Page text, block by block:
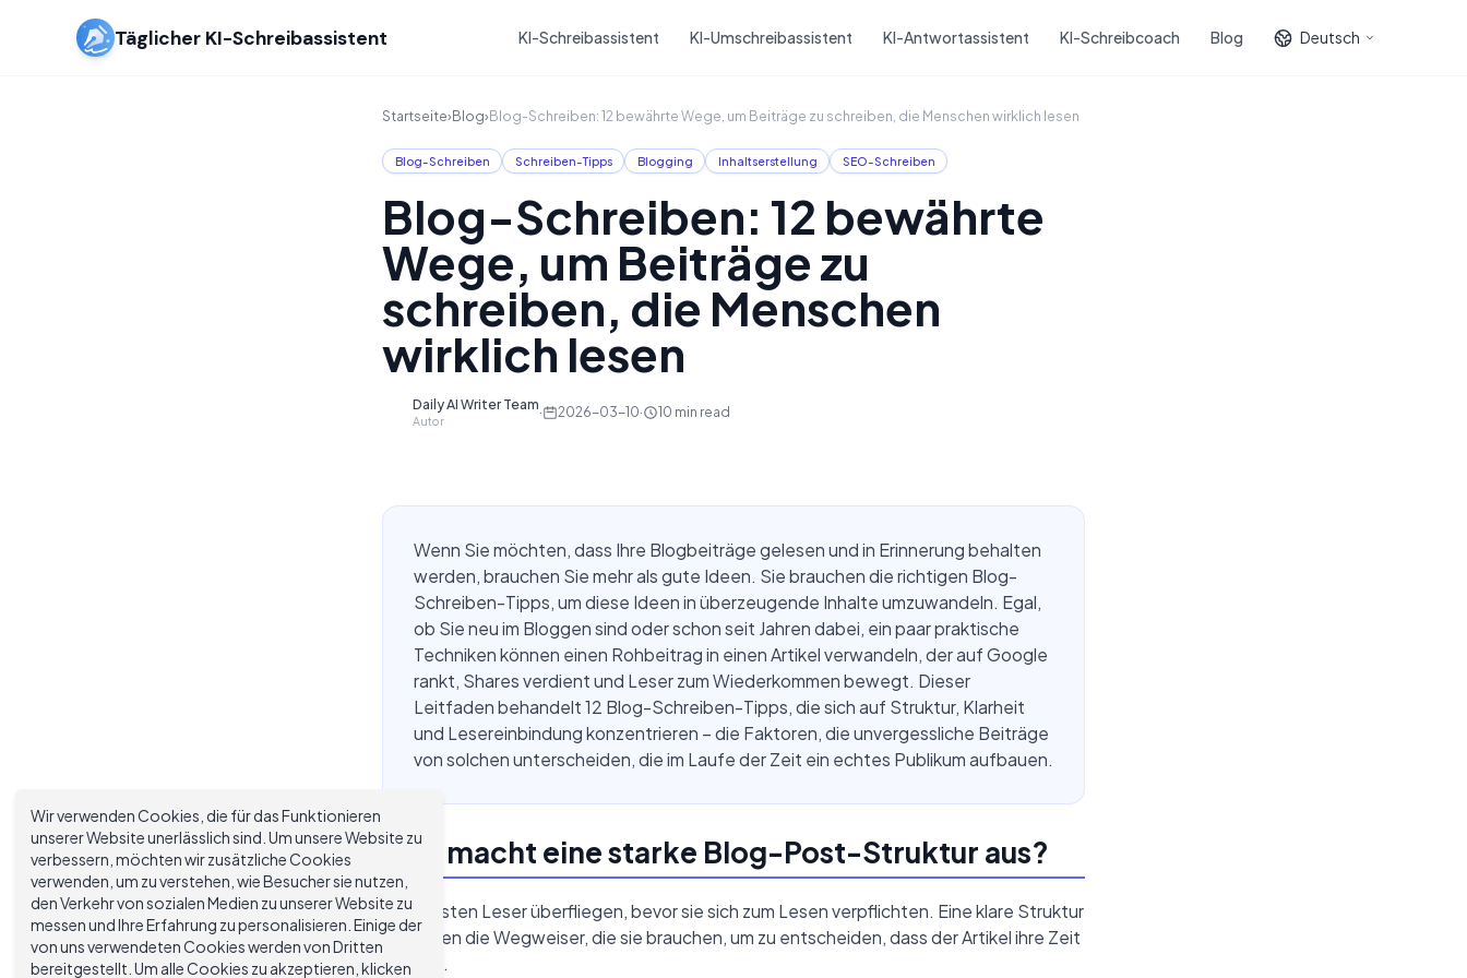
Täglicher KI-Schreibassistent KI-Schreibassistent KI-Umschreibassistent KI-Antwortassistent KI-Schreibcoach Blog Deutsch
Startseite›Blog›Blog-Schreiben: 12 bewährte Wege, um Beiträge zu schreiben, die Menschen wirklich lesen
Blog-Schreiben Schreiben-Tipps Blogging Inhaltserstellung SEO-Schreiben
Blog-Schreiben: 12 bewährte
Wege, um Beiträge zu
schreiben, die Menschen
wirklich lesen
Daily AI Writer Team
Autor
· 2026-03-10· 10 min read
Wenn Sie möchten, dass Ihre Blogbeiträge gelesen und in Erinnerung behalten
werden, brauchen Sie mehr als gute Ideen. Sie brauchen die richtigen Blog-
Schreiben-Tipps, um diese Ideen in überzeugende Inhalte umzuwandeln. Egal,
ob Sie neu im Bloggen sind oder schon seit Jahren dabei, ein paar praktische
Techniken können einen Rohbeitrag in einen Artikel verwandeln, der auf Google
rankt, Shares verdient und Leser zum Wiederkommen bewegt. Dieser
Leitfaden behandelt 12 Blog-Schreiben-Tipps, die sich auf Struktur, Klarheit
und Lesereinbindung konzentrieren – die Faktoren, die unvergessliche Beiträge
von solchen unterscheiden, die im Laufe der Zeit ein echtes Publikum aufbauen.
Was macht eine starke Blog-Post-Struktur aus?
Die meisten Leser überfliegen, bevor sie sich zum Lesen verpflichten. Eine klare Struktur
gibt ihnen die Wegweiser, die sie brauchen, um zu entscheiden, dass der Artikel ihre Zeit
wert ist.
Wir verwenden Cookies, die für das Funktionieren
unserer Website unerlässlich sind. Um unsere Website zu
verbessern, möchten wir zusätzliche Cookies
verwenden, um zu verstehen, wie Besucher sie nutzen,
den Verkehr von sozialen Medien zu unserer Website zu
messen und Ihre Erfahrung zu personalisieren. Einige der
von uns verwendeten Cookies werden von Dritten
bereitgestellt. Um alle Cookies zu akzeptieren, klicken